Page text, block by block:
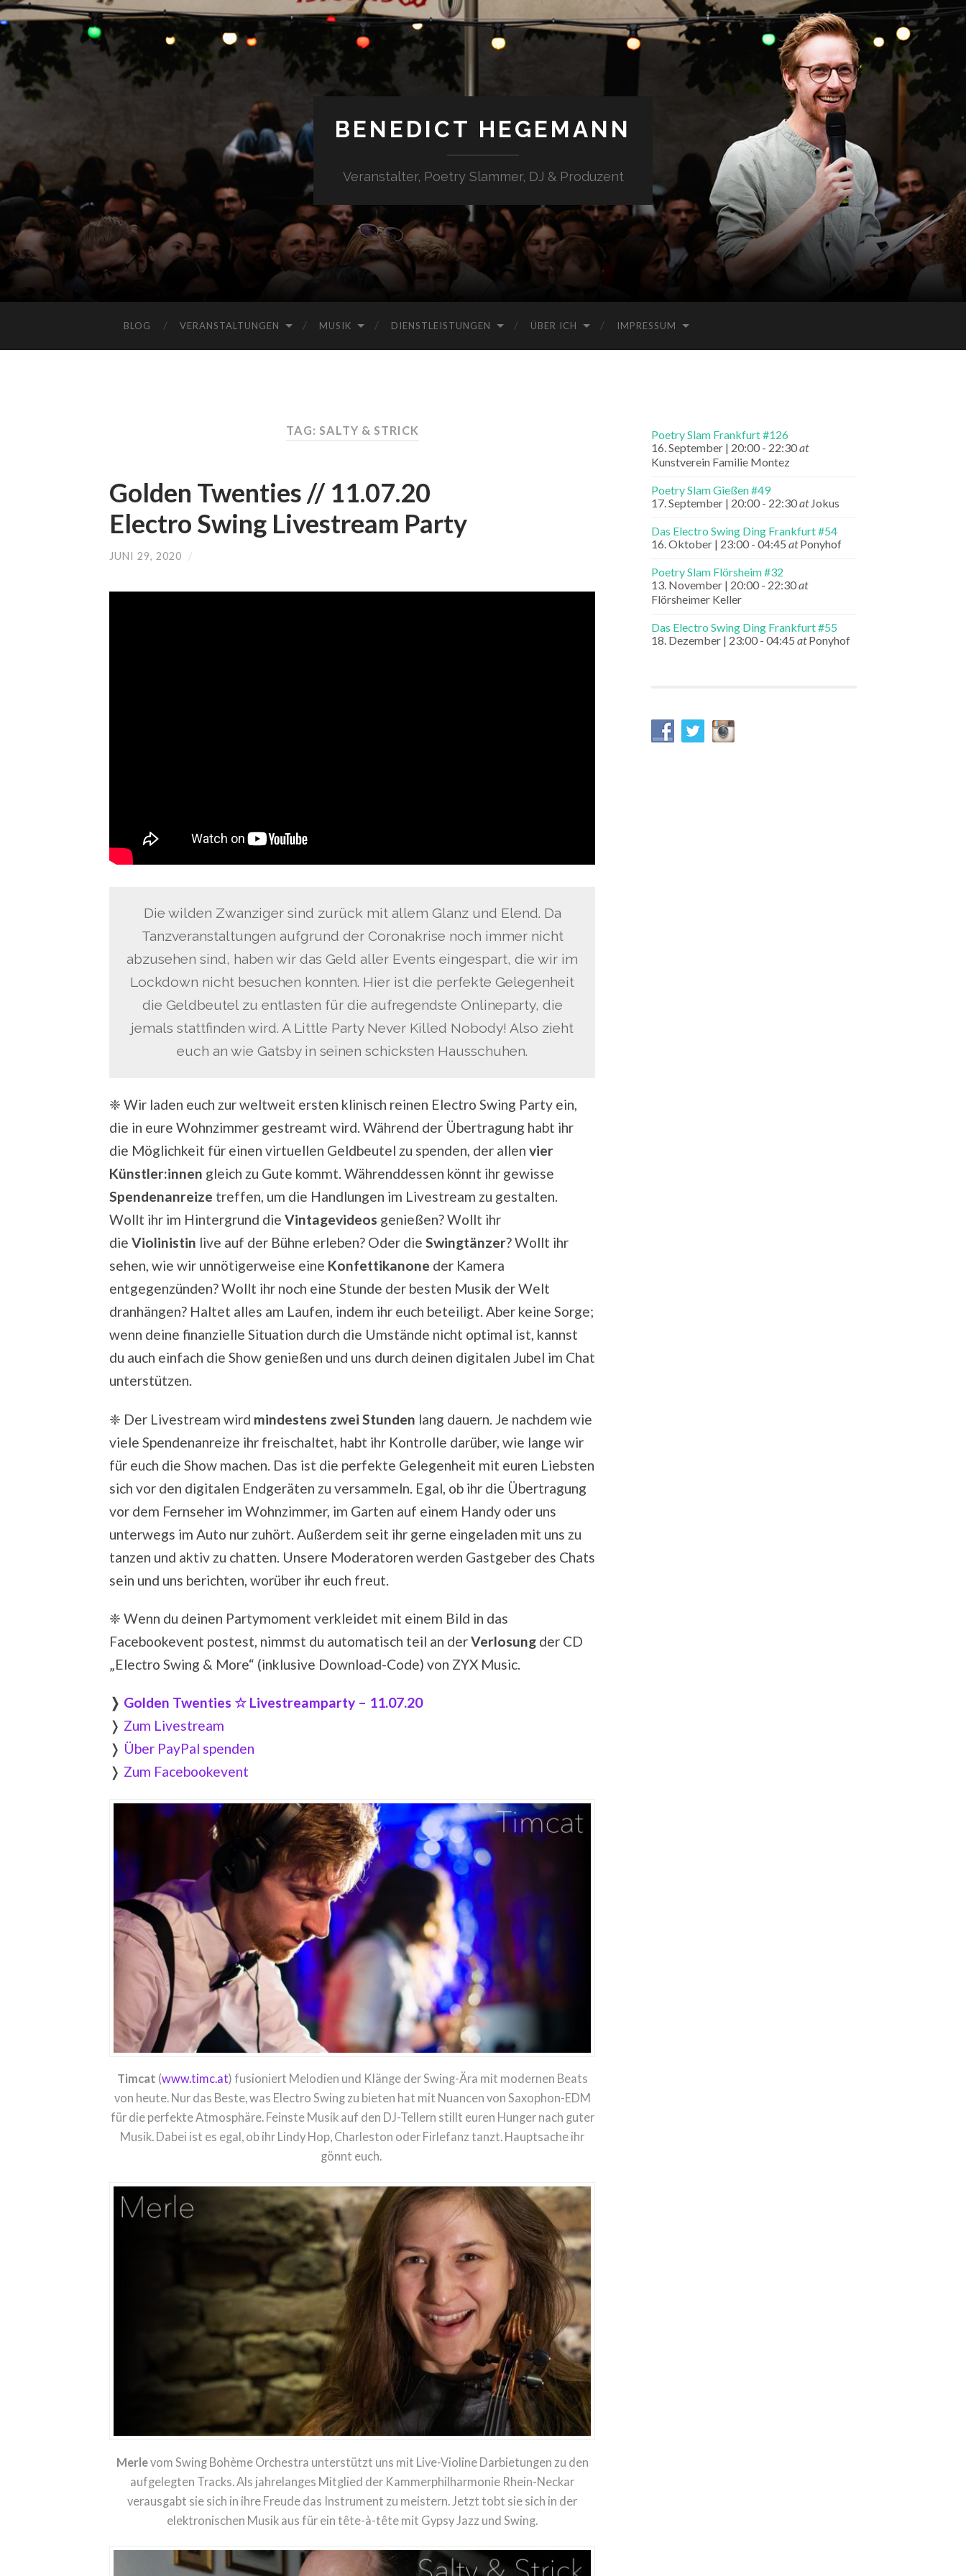
BENEDICT HEGEMANN
Veranstalter, Poetry Slammer, DJ & Produzent
BLOG VERANSTALTUNGEN MUSIK DIENSTLEISTUNGEN ÜBER ICH IMPRESSUM
TAG: SALTY & STRICK
Golden Twenties // 11.07.20
Electro Swing Livestream Party
JUNI 29, 2020 /
Die wilden Zwanziger sind zurück mit allem Glanz und Elend. Da
Tanzveranstaltungen aufgrund der Coronakrise noch immer nicht
abzusehen sind, haben wir das Geld aller Events eingespart, die wir im
Lockdown nicht besuchen konnten. Hier ist die perfekte Gelegenheit
die Geldbeutel zu entlasten für die aufregendste Onlineparty, die
jemals stattfinden wird. A Little Party Never Killed Nobody! Also zieht
euch an wie Gatsby in seinen schicksten Hausschuhen.
❈ Wir laden euch zur weltweit ersten klinisch reinen Electro Swing Party ein,
die in eure Wohnzimmer gestreamt wird. Während der Übertragung habt ihr
die Möglichkeit für einen virtuellen Geldbeutel zu spenden, der allen vier
Künstler:innen gleich zu Gute kommt. Währenddessen könnt ihr gewisse
Spendenanreize treffen, um die Handlungen im Livestream zu gestalten.
Wollt ihr im Hintergrund die Vintagevideos genießen? Wollt ihr
die Violinistin live auf der Bühne erleben? Oder die Swingtänzer? Wollt ihr
sehen, wie wir unnötigerweise eine Konfettikanone der Kamera
entgegenzünden? Wollt ihr noch eine Stunde der besten Musik der Welt
dranhängen? Haltet alles am Laufen, indem ihr euch beteiligt. Aber keine Sorge;
wenn deine finanzielle Situation durch die Umstände nicht optimal ist, kannst
du auch einfach die Show genießen und uns durch deinen digitalen Jubel im Chat
unterstützen.
❈ Der Livestream wird mindestens zwei Stunden lang dauern. Je nachdem wie
viele Spendenanreize ihr freischaltet, habt ihr Kontrolle darüber, wie lange wir
für euch die Show machen. Das ist die perfekte Gelegenheit mit euren Liebsten
sich vor den digitalen Endgeräten zu versammeln. Egal, ob ihr die Übertragung
vor dem Fernseher im Wohnzimmer, im Garten auf einem Handy oder uns
unterwegs im Auto nur zuhört. Außerdem seit ihr gerne eingeladen mit uns zu
tanzen und aktiv zu chatten. Unsere Moderatoren werden Gastgeber des Chats
sein und uns berichten, worüber ihr euch freut.
❈ Wenn du deinen Partymoment verkleidet mit einem Bild in das
Facebookevent postest, nimmst du automatisch teil an derVerlosung der CD
„Electro Swing & More“ (inklusive Download-Code) von ZYX Music.
❭ Golden Twenties ☆ Livestreamparty – 11.07.20
❭ Zum Livestream
❭ Über PayPal spenden
❭ Zum Facebookevent
Timcat (www.timc.at) fusioniert Melodien und Klänge der Swing-Ära mit modernen Beats
von heute. Nur das Beste, was Electro Swing zu bieten hat mit Nuancen von Saxophon-EDM
für die perfekte Atmosphäre. Feinste Musik auf den DJ-Tellern stillt euren Hunger nach guter
Musik. Dabei ist es egal, ob ihr Lindy Hop, Charleston oder Firlefanz tanzt. Hauptsache ihr
gönnt euch.
Merlevom Swing Bohème Orchestra unterstützt uns mit Live-Violine Darbietungen zu den
aufgelegten Tracks. Als jahrelanges Mitglied der Kammerphilharmonie Rhein-Neckar
verausgabt sie sich in ihre Freude das Instrument zu meistern. Jetzt tobt sie sich in der
elektronischen Musik aus für ein tête-à-tête mit Gypsy Jazz und Swing.
Poetry Slam Frankfurt #126
16. September | 20:00 - 22:30at
Kunstverein Familie Montez
Poetry Slam Gießen #49
17. September | 20:00 - 22:30at Jokus
Das Electro Swing Ding Frankfurt #54
16. Oktober | 23:00 - 04:45 atPonyhof
Poetry Slam Flörsheim #32
13. November | 20:00 - 22:30at
Flörsheimer Keller
Das Electro Swing Ding Frankfurt #55
18. Dezember | 23:00 - 04:45 atPonyhof